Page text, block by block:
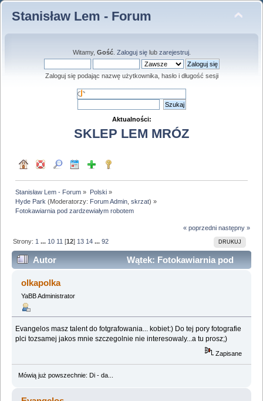
Stanisław Lem - Forum
Witamy, Gość. Zaloguj sięlub zarejestruj.
Zaloguj się podając nazwę użytkownika, hasło i długość sesji
Aktualności:
SKLEP LEM MRÓZ
Stanisław Lem - Forum » Polski»
Hyde Park (Moderatorzy: Forum Admin ,skrzat) »
Fotokawiarnia pod zardzewiałym robotem
« poprzedni następny »
DRUKUJ
Strony: 1 ... 10 11 [12] 13 14 ...92
Autor
Wątek: Fotokawiarnia pod
zardzewiałym robotem (Przeczytany 1394662 razy)
olkapolka
YaBB Administrator
Evangelos masz talent do fotgrafowania... kobiet:) Do tej pory fotografie
plci tozsamej jakos mnie szczegolnie nie interesowaly...a tu prosz;)
Zapisane
Mówią już powszechnie: Di - da...